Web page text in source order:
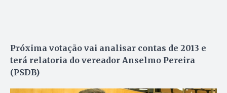
Próxima votação vai analisar contas de 2013 e
terá relatoria do vereador Anselmo Pereira
(PSDB)